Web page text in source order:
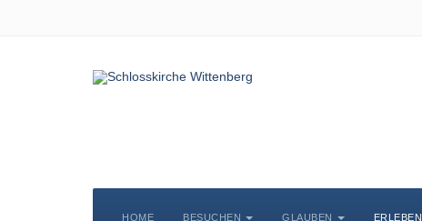
HOME BESUCHEN GLAUBEN ERLEBEN